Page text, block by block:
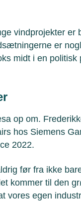
vindprojekter er
er
midt i en politisk
op om.
hos Siemens
2022.
før fra ikke
kommer til den
vores egen